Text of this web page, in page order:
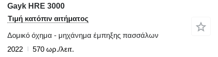
Gayk HRE 3000
Τιμή κατόπιν αιτήματος
Δομικό όχημα - μηχάνημα έμπηξης πασσάλων
2022
570 ωρ./λειτ.